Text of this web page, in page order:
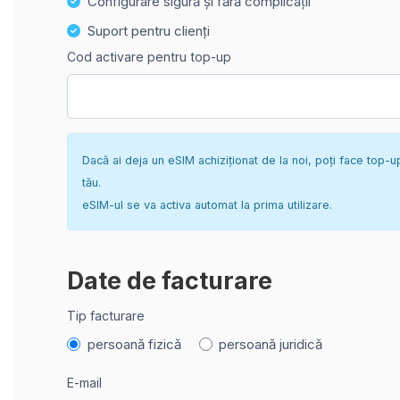
Suport pentru clienți
Cod activare pentru top-up
Dacă ai deja un eSIM achiziționat de la noi, poți face
tău.
eSIM-ul se va activa automat la prima utilizare.
Date de facturare
Tip facturare
persoană fizică persoană juridică
E-mail